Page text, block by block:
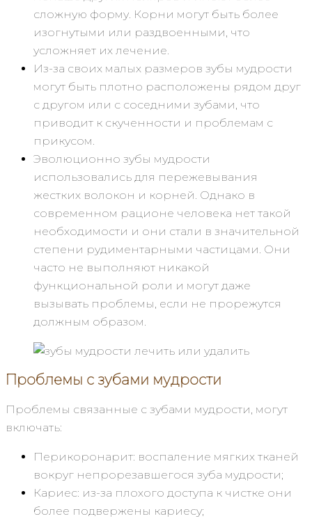
сложную форму. Корни могут быть более
изогнутыми или раздвоенными, что
усложняет их лечение.
Из-за своих малых размеров зубы мудрости
могут быть плотно расположены рядом друг
с другом или с соседними зубами, что
приводит к скученности и проблемам с
прикусом.
Эволюционно зубы мудрости
использовались для пережевывания
жестких волокон и корней. Однако в
современном рационе человека нет такой
необходимости и они стали в значительной
степени рудиментарными частицами. Они
часто не выполняют никакой
функциональной роли и могут даже
вызывать проблемы, если не прорежутся
должным образом.
Проблемы с зубами мудрости
Проблемы связанные с зубами мудрости, могут
включать:
Перикоронарит: воспаление мягких тканей
вокруг непрорезавшегося зуба мудрости;
Кариес: из-за плохого доступа к чистке они
более подвержены кариесу;